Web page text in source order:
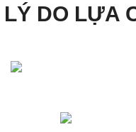
LÝ DO LỰA